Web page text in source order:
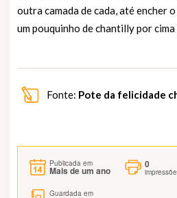
outra camada de cada, até encher
um pouquinho de chantilly por
Fonte: Pote da felicidade
Publicada em
Mais de um ano
0
Guardada em